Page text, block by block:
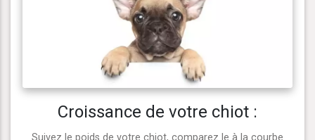
Croissance de votre chiot :